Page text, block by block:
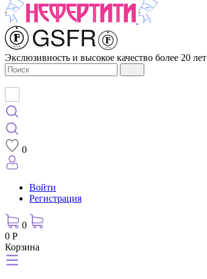
Экслюзивность и высокое качество более 20 лет
0
Войти
Регистрация
0
0 Р
Корзина